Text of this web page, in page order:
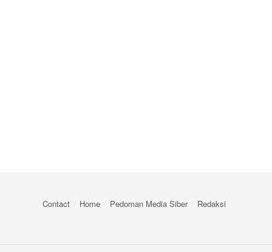
Contact Home Pedoman Media Siber Redaksi